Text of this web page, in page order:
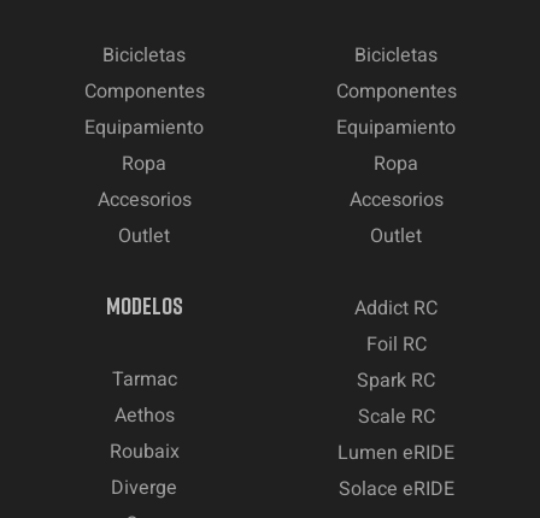
Bicicletas
Componentes
Equipamiento
Ropa
Accesorios
Outlet
Bicicletas
Componentes
Equipamiento
Ropa
Accesorios
Outlet
MODELOS
Tarmac
Aethos
Roubaix
Diverge
Addict RC
Foil RC
Spark RC
Scale RC
Lumen eRIDE
Solace eRIDE